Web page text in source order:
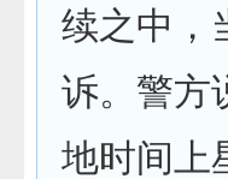
续之中，
诉。警方
地时间上